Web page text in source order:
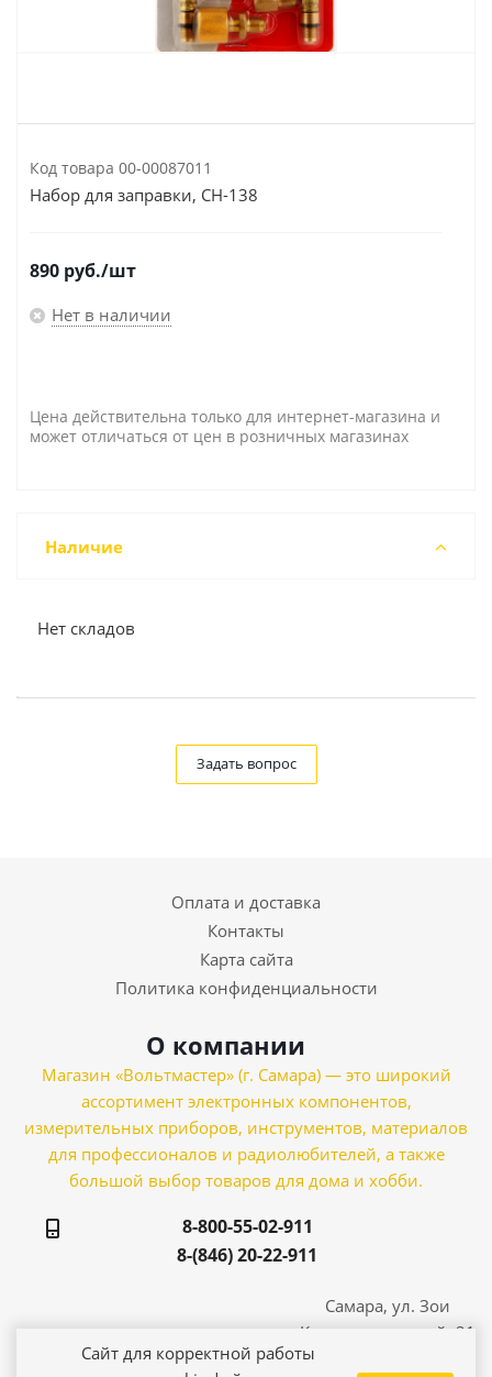
Код товара 00-00087011
Набор для заправки, CH-138
890 руб./шт
Нет в наличии
Цена действительна только для интернет-магазина и
может отличаться от цен в розничных магазинах
Наличие
Нет складов
Задать вопрос
Оплата и доставка
Контакты
Карта сайта
Политика конфиденциальности
О компании
Магазин «Вольтмастер» (г. Самара) — это широкий
ассортимент электронных компонентов,
измерительных приборов, инструментов, материалов
для профессионалов и радиолюбителей, а также
большой выбор товаров для дома и хобби.
8-800-55-02-911
8-(846) 20-22-911
Самара, ул. Зои
Космодемьянской, 21
Сайт для корректной работы